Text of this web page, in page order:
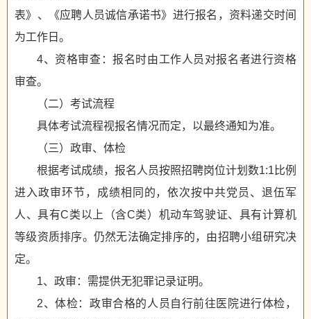
表》、《应聘人员诚信承诺书》进行报名，资料递交时间
为工作日。
4、资格审查：报名时由工作人员对报名者进行资格
审查。
（二）考试流程
具体考试流程视报名情况而定，以最终通知为准。
（三）政审、体检
根据考试成绩，报名人员按照招聘岗位计划数1:1比例
进入政审环节，成绩相同的，依次按中共党员、退伍军
人、具有C类以上（含C类）机动车驾驶证、具有计算机
等级资质排序。仍然无法确定排序的，由招聘小组研究决
定。
1、政审：需提供无犯罪记录证明。
2、体检：政审合格的人员自行前往医院进行体检，